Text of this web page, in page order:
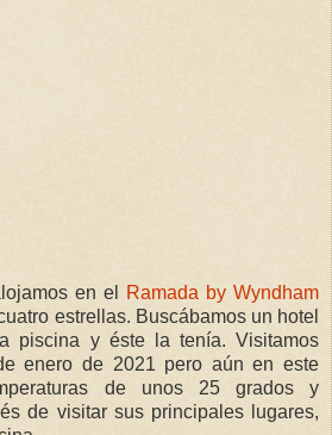
en el
Ramada by Wyndham
estrellas. Buscábamos un hotel
piscina y éste la tenía. Visitamos
enero de 2021 pero aún en este
de unos 25 grados y
de visitar sus principales lugares,